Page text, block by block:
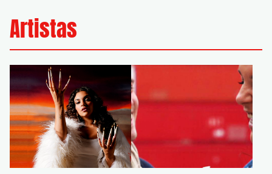
Artistas